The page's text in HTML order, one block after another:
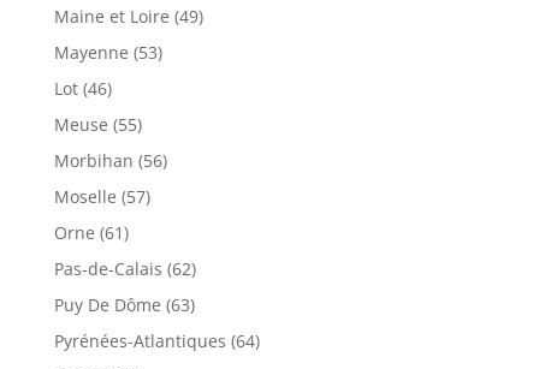
Maine et Loire (49)
Mayenne (53)
Lot (46)
Meuse (55)
Morbihan (56)
Moselle (57)
Orne (61)
Pas-de-Calais (62)
Puy De Dôme (63)
Pyrénées-Atlantiques (64)